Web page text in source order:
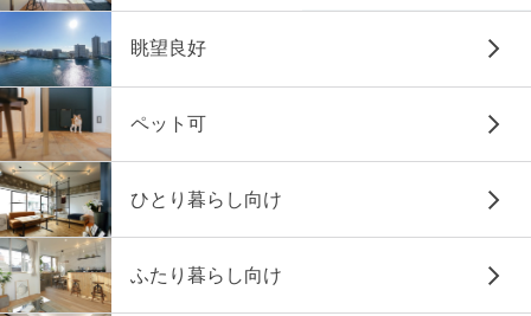
眺望良好
ペット可
ひとり暮らし向け
ふたり暮らし向け